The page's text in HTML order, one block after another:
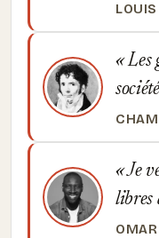
Les
Je
libres